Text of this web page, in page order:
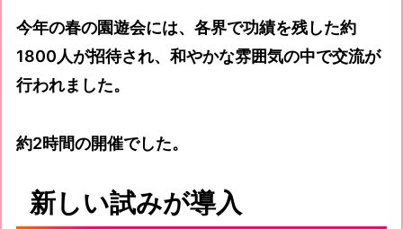
今年の春の園遊会には、各界で功績を残した約
1800人が招待され、和やかな雰囲気の中で交流が
行われました。
約2時間の開催でした。
新しい試みが導入